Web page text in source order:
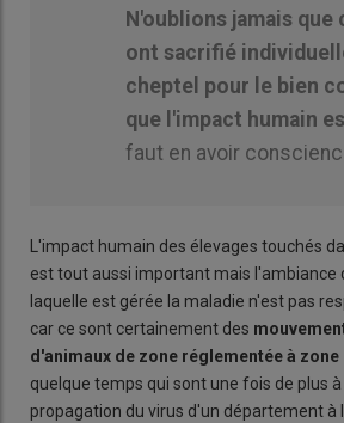
N'oublions jamais que
ont sacrifié
cheptel pour le bien
que l'impact humain
faut en avoir
L'impact humain des élevages touchés
est tout aussi important mais l'ambiance
laquelle est gérée la maladie n'est pas
car ce sont certainement des
d'animaux de zone réglementée à zone
quelque temps qui sont une fois de plus
propagation du virus d'un département à